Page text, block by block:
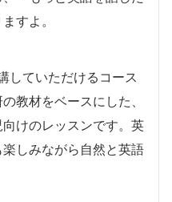
すよ。
していただけるコース
教材をベースにした、
けのレッスンです。英
しみながら自然と英語